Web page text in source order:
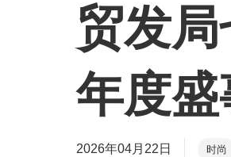
贸发
年度盛
2026年04月22日 时尚